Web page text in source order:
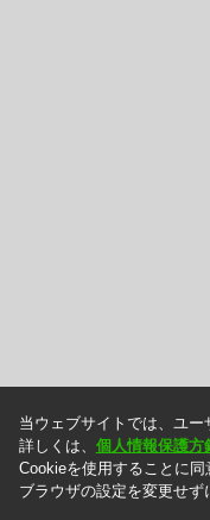
当ウェブサイトでは、ユ
詳しくは、 個人情報保護方
Cookieを使用することに
ブラウザの設定を変更せ